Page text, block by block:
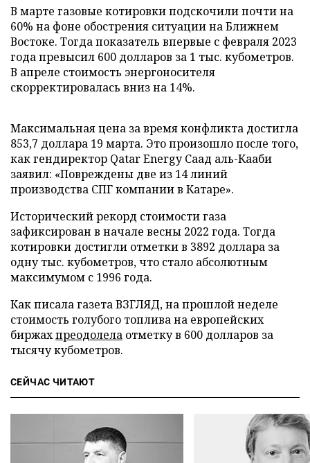
В марте газовые котировки подскочили почти на
60% на фоне обострения ситуации на Ближнем
Востоке. Тогда показатель впервые с февраля 2023
года превысил 600 долларов за 1 тыс. кубометров.
В апреле стоимость энергоносителя
скорректировалась вниз на 14%.
Максимальная цена за время конфликта достигла
853,7 доллара 19 марта. Это произошло после того,
как гендиректор Qatar Energy Саад аль-Кааби
заявил: «Повреждены две из 14 линий
производства СПГ компании в Катаре».
Исторический рекорд стоимости газа
зафиксирован в начале весны 2022 года. Тогда
котировки достигли отметки в 3892 доллара за
одну тыс. кубометров, что стало абсолютным
максимумом с 1996 года.
Как писала газета ВЗГЛЯД, на прошлой неделе
стоимость голубого топлива на европейских
биржахпреодолела отметку в 600 долларов за
тысячу кубометров.
СЕЙЧАС ЧИТАЮТ